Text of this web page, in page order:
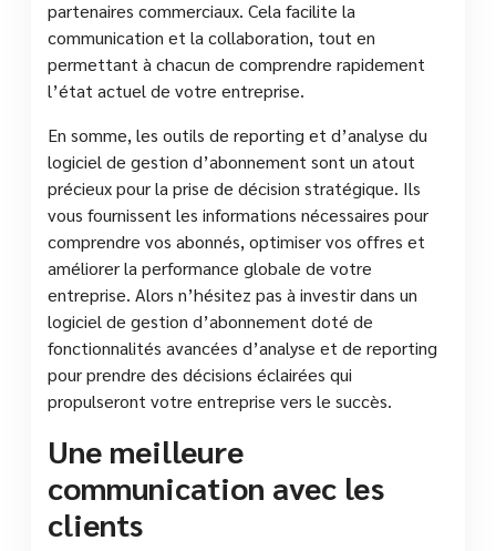
partenaires commerciaux. Cela facilite la
communication et la collaboration, tout en
permettant à chacun de comprendre rapidement
l’état actuel de votre entreprise.
En somme, les outils de reporting et d’analyse du
logiciel de gestion d’abonnement sont un atout
précieux pour la prise de décision stratégique. Ils
vous fournissent les informations nécessaires pour
comprendre vos abonnés, optimiser vos offres et
améliorer la performance globale de votre
entreprise. Alors n’hésitez pas à investir dans un
logiciel de gestion d’abonnement doté de
fonctionnalités avancées d’analyse et de reporting
pour prendre des décisions éclairées qui
propulseront votre entreprise vers le succès.
Une meilleure
communication avec les
clients